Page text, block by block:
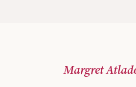
Margret